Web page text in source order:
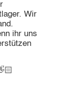
Wir
ihr uns